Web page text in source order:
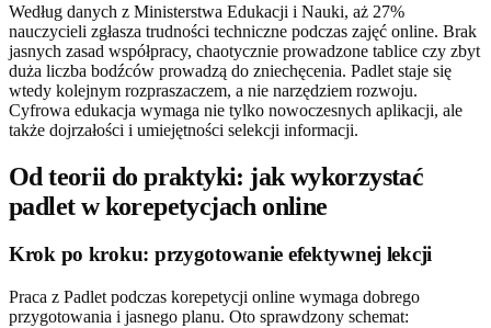
Według danych z Ministerstwa Edukacji i Nauki, aż 27%
nauczycieli zgłasza trudności techniczne podczas zajęć online. Brak
jasnych zasad współpracy, chaotycznie prowadzone tablice czy zbyt
duża liczba bodźców prowadzą do zniechęcenia. Padlet staje się
wtedy kolejnym rozpraszaczem, a nie narzędziem rozwoju.
Cyfrowa edukacja wymaga nie tylko nowoczesnych aplikacji, ale
także dojrzałości i umiejętności selekcji informacji.
Od teorii do praktyki: jak wykorzystać
padlet w korepetycjach online
Krok po kroku: przygotowanie efektywnej lekcji
Praca z Padlet podczas korepetycji online wymaga dobrego
przygotowania i jasnego planu. Oto sprawdzony schemat: